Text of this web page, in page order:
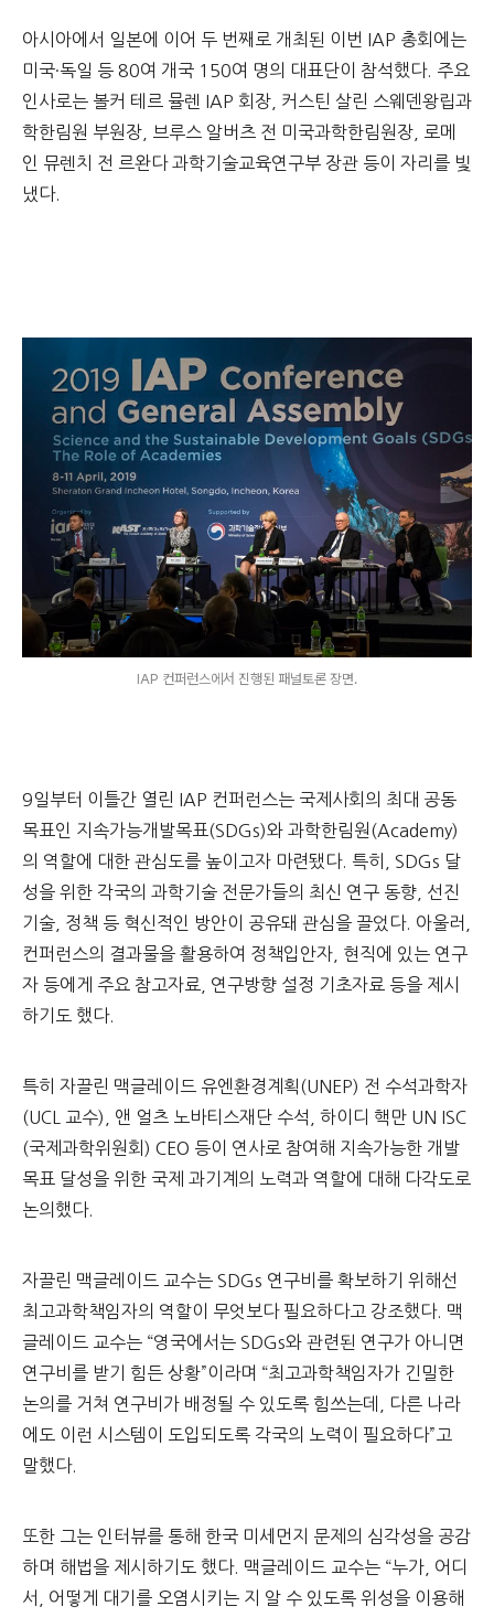
아시아에서 일본에 이어 두 번째로 개최된 이번 IAP 총회에는
미국·독일 등 80여 개국 150여 명의 대표단이 참석했다. 주요
인사로는 볼커 테르 뮬렌 IAP 회장, 커스틴 살린 스웨덴왕립과
학한림원 부원장, 브루스 알버츠 전 미국과학한림원장, 로메
인 뮤렌치 전 르완다 과학기술교육연구부 장관 등이 자리를 빛
냈다.
IAP 컨퍼런스에서 진행된 패널토론 장면.
9일부터 이틀간 열린 IAP 컨퍼런스는 국제사회의 최대 공동
목표인 지속가능개발목표(SDGs)와 과학한림원(Academy)
의 역할에 대한 관심도를 높이고자 마련됐다. 특히, SDGs 달
성을 위한 각국의 과학기술 전문가들의 최신 연구 동향, 선진
기술, 정책 등 혁신적인 방안이 공유돼 관심을 끌었다. 아울러,
컨퍼런스의 결과물을 활용하여 정책입안자, 현직에 있는 연구
자 등에게 주요 참고자료, 연구방향 설정 기초자료 등을 제시
하기도 했다.
특히 자끌린 맥글레이드 유엔환경계획(UNEP) 전 수석과학자
(UCL 교수), 앤 얼츠 노바티스재단 수석, 하이디 핵만 UN ISC
(국제과학위원회) CEO 등이 연사로 참여해 지속가능한 개발
목표 달성을 위한 국제 과기계의 노력과 역할에 대해 다각도로
논의했다.
자끌린 맥글레이드 교수는 SDGs 연구비를 확보하기 위해선
최고과학책임자의 역할이 무엇보다 필요하다고 강조했다. 맥
글레이드 교수는 “영국에서는 SDGs와 관련된 연구가 아니면
연구비를 받기 힘든 상황”이라며 “최고과학책임자가 긴밀한
논의를 거쳐 연구비가 배정될 수 있도록 힘쓰는데, 다른 나라
에도 이런 시스템이 도입되도록 각국의 노력이 필요하다”고
말했다.
또한 그는 인터뷰를 통해 한국 미세먼지 문제의 심각성을 공감
하며 해법을 제시하기도 했다. 맥글레이드 교수는 “누가, 어디
서, 어떻게 대기를 오염시키는 지 알 수 있도록 위성을 이용해